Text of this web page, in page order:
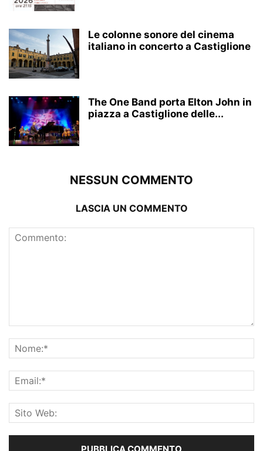
Le colonne sonore del cinema
italiano in concerto a Castiglione
The One Band porta Elton John in
piazza a Castiglione delle...
NESSUN COMMENTO
LASCIA UN COMMENTO